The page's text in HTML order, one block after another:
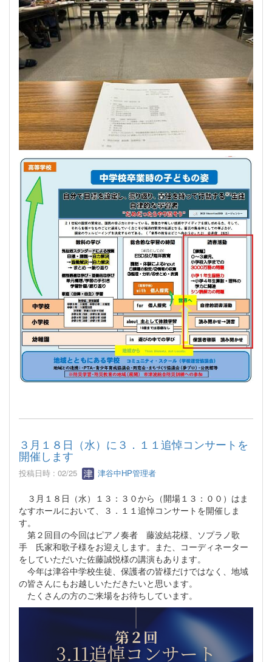
３月１８日（水）に３．１１追悼コンサートを
開催します
投稿日時 : 02/25 津谷中HP管理者
３月１８日（水）１３：３０から（開場１３：００）はま
なすホールにおいて、３．１１追悼コンサートを開催しま
す。
第２回目の今回はピアノ奏者 藤波結花様、ソプラノ歌
手 氏家和歌子様をお迎えします。また、コーディネーター
をしていただいた佐藤誠悦様の講演もあります。
今年は津谷中学校生徒、保護者の皆様だけではなく、地域
の皆さんにもお越しいただきたいと思います。
たくさんの方のご来場をお待ちしています。